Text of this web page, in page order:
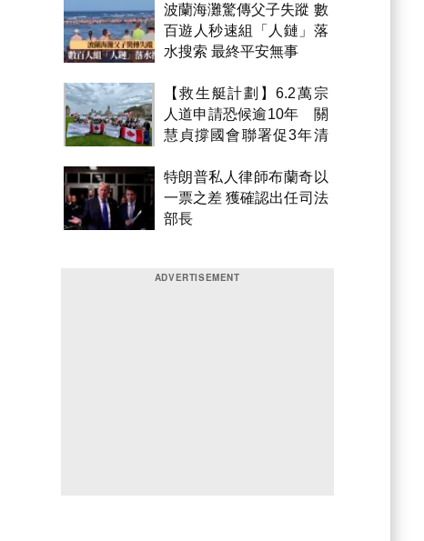
波蘭海灘驚傳父子失蹤 數
百遊人秒速組「人鏈」落
水搜索 最終平安無事
【救生艇計劃】6.2萬宗
人道申請恐候逾10年 關
慧貞撐國會聯署促3年清
特朗普私人律師布蘭奇以
一票之差 獲確認出任司法
部長